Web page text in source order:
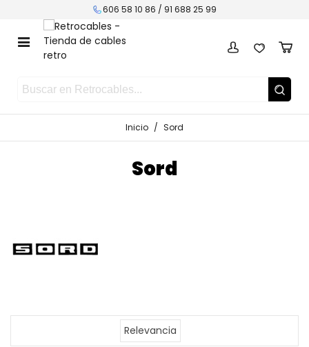
606 58 10 86 / 91 688 25 99
Inicio / Sord
Sord
Relevancia